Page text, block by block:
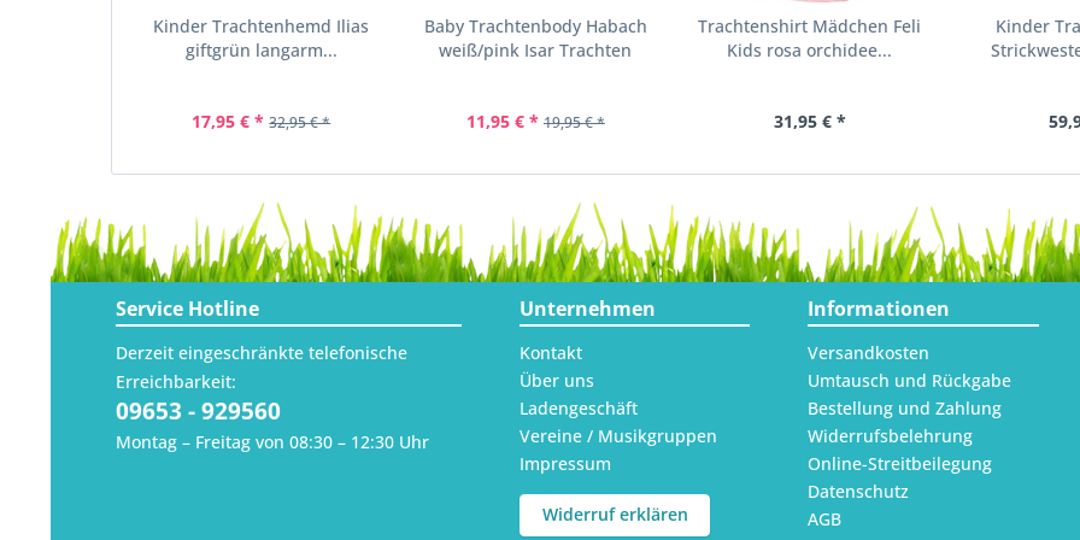
Kinder Trachtenhemd Ilias
giftgrün langarm...
17,95 € * 32,95 € *
Baby Trachtenbody Habach
weiß/pink Isar Trachten
11,95 € * 19,95 € *
Trachtenshirt Mädchen Feli
Kids rosa orchidee...
31,95 € *
Kinder
Service Hotline
Derzeit eingeschränkte telefonische
Erreichbarkeit:
09653 - 929560
Montag – Freitag von 08:30 – 12:30 Uhr
Unternehmen
Kontakt
Über uns
Ladengeschäft
Vereine / Musikgruppen
Impressum
Widerruf erklären
Informationen
Versandkosten
Umtausch und Rückgabe
Bestellung und Zahlung
Widerrufsbelehrung
Online-Streitbeilegung
Datenschutz
AGB